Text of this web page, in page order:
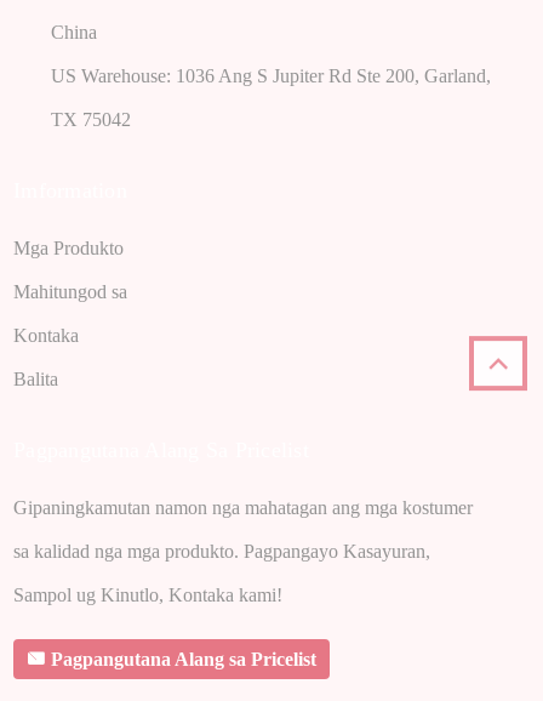
China
US Warehouse: 1036 Ang S Jupiter Rd Ste 200, Garland,
TX 75042
Mga Produkto
Mahitungod sa
Kontaka
Balita
Gipaningkamutan namon nga mahatagan ang mga kostumer
sa kalidad nga mga produkto. Pagpangayo Kasayuran,
Sampol ug Kinutlo, Kontaka kami!
Pagpangutana Alang sa Pricelist